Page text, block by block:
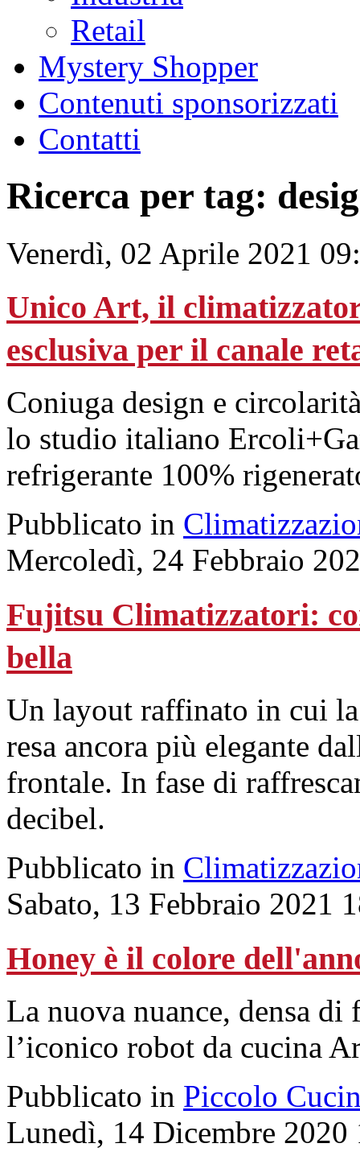
Retail
Mystery Shopper
Contenuti sponsorizzati
Contatti
Ricerca per tag:
Venerdì, 02 Aprile 2021
Unico Art, il
esclusiva per il canale
Coniuga design e
lo studio italiano
refrigerante 100%
Pubblicato in
Mercoledì, 24 Febbraio
Fujitsu Climatizzatori:
bella
Un layout raffinato in cui
resa ancora più elegante
frontale. In fase di
decibel.
Pubblicato in
Sabato, 13 Febbraio 2021
Honey è il colore
La nuova nuance, densa
l’iconico robot da cucina
Pubblicato in Piccolo
Lunedì, 14 Dicembre 2020